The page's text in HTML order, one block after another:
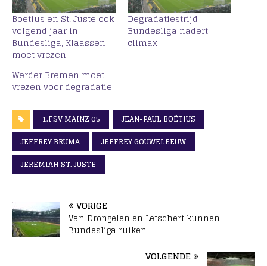
Boëtius en St. Juste ook
volgend jaar in
Bundesliga, Klaassen
moet vrezen
Degradatiestrijd
Bundesliga nadert
climax
Werder Bremen moet
vrezen voor degradatie
1.FSV MAINZ 05
JEAN-PAUL BOËTIUS
JEFFREY BRUMA
JEFFREY GOUWELEEUW
JEREMIAH ST. JUSTE
VORIGE
Van Drongelen en Letschert kunnen
Bundesliga ruiken
VOLGENDE